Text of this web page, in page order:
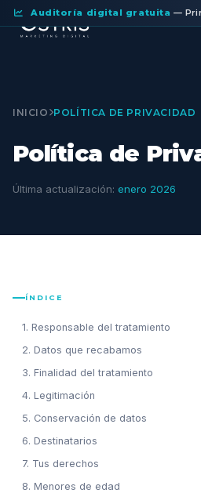
Auditoría digital gratuita —
INICIO POLÍTICA DE PRIVACIDAD
Política de
Última actualización: enero 2026
ÍNDICE
1. Responsable del tratamiento
2. Datos que recabamos
3. Finalidad del tratamiento
4. Legitimación
5. Conservación de datos
6. Destinatarios
7. Tus derechos
8. Menores de edad